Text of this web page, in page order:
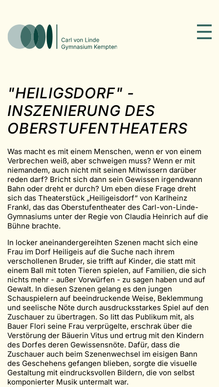
"HEILIGSDORF" -
INSZENIERUNG DES
OBERSTUFEN­THEATERS
Was macht es mit einem Menschen, wenn er von einem
Verbrechen weiß, aber schweigen muss? Wenn er mit
niemandem, auch nicht mit seinen Mitwissern darüber
reden darf? Bricht sich dann sein Gewissen irgendwann
Bahn oder dreht er durch? Um eben diese Frage dreht
sich das Theaterstück „Heiligeisdorf“ von Karlheinz
Frankl, das das Oberstufentheater des Carl-von-Linde-
Gymnasiums unter der Regie von Claudia Heinrich auf die
Bühne brachte.
In locker aneinandergereihten Szenen macht sich eine
Frau im Dorf Heiligeis auf die Suche nach ihrem
verschollenen Bruder, sie trifft auf Kinder, die statt mit
einem Ball mit toten Tieren spielen, auf Familien, die sich
nichts mehr - außer Vorwürfen - zu sagen haben und auf
Gewalt. In diesen Szenen gelang es den jungen
Schauspielern auf beeindruckende Weise, Beklemmung
und seelische Nöte durch ausdrucksstarkes Spiel auf den
Zuschauer zu übertragen. So litt das Publikum mit, als
Bauer Flori seine Frau verprügelte, erschrak über die
Verstörung der Bäuerin Vitus und ertrug mit den Kindern
des Dorfes deren Gewissensnöte. Dafür, dass die
Zuschauer auch beim Szenenwechsel im eisigen Bann
des Geschehens gefangen blieben, sorgte die visuelle
Gestaltung mit eindrucksvollen Bildern, die von selbst
komponierter Musik untermalt war.